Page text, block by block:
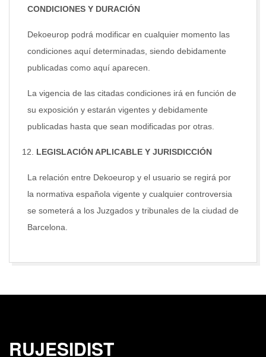
CONDICIONES Y DURACIÓN
Dekoeurop podrá modificar en cualquier momento las
condiciones aquí determinadas, siendo debidamente
publicadas como aquí aparecen.
La vigencia de las citadas condiciones irá en función de
su exposición y estarán vigentes y debidamente
publicadas hasta que sean modificadas por otras.
LEGISLACIÓN APLICABLE Y JURISDICCIÓN
La relación entre Dekoeurop y el usuario se regirá por
la normativa española vigente y cualquier controversia
se someterá a los Juzgados y tribunales de la ciudad de
Barcelona.
RUJESIDIST